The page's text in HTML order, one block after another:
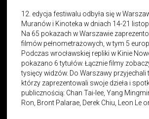
12. edycja festiwalu odbyła się w
Muranów i Kinoteka w dniach 14-21
Na 65 pokazach w Warszawie
filmów pełnometrażowych, w tym 5
Podczas wrocławskiej repliki w Kinie
pokazano 6 tytułów. Łącznie filmy
tysięcy widzów. Do Warszawy przyjechali
którzy zaprezentowali swoje dzieła i
publicznością: Chan Tai-lee, Yang
Ron, Bront Palarae, Derek Chiu, Leon Le